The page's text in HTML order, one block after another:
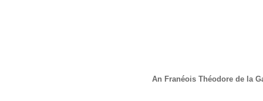
An Franéois Théodore de la